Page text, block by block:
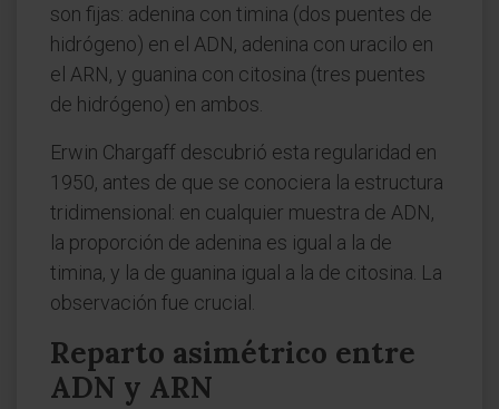
son fijas: adenina con timina (dos puentes de
hidrógeno) en el ADN, adenina con uracilo en
el ARN, y guanina con citosina (tres puentes
de hidrógeno) en ambos.
Erwin Chargaff descubrió esta regularidad en
1950, antes de que se conociera la estructura
tridimensional: en cualquier muestra de ADN,
la proporción de adenina es igual a la de
timina, y la de guanina igual a la de citosina. La
observación fue crucial.
Reparto asimétrico entre
ADN y ARN